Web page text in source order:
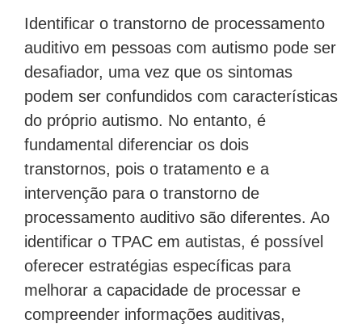
Identificar o transtorno de processamento
auditivo em pessoas com autismo pode ser
desafiador, uma vez que os sintomas
podem ser confundidos com características
do próprio autismo. No entanto, é
fundamental diferenciar os dois
transtornos, pois o tratamento e a
intervenção para o transtorno de
processamento auditivo são diferentes. Ao
identificar o TPAC em autistas, é possível
oferecer estratégias específicas para
melhorar a capacidade de processar e
compreender informações auditivas,